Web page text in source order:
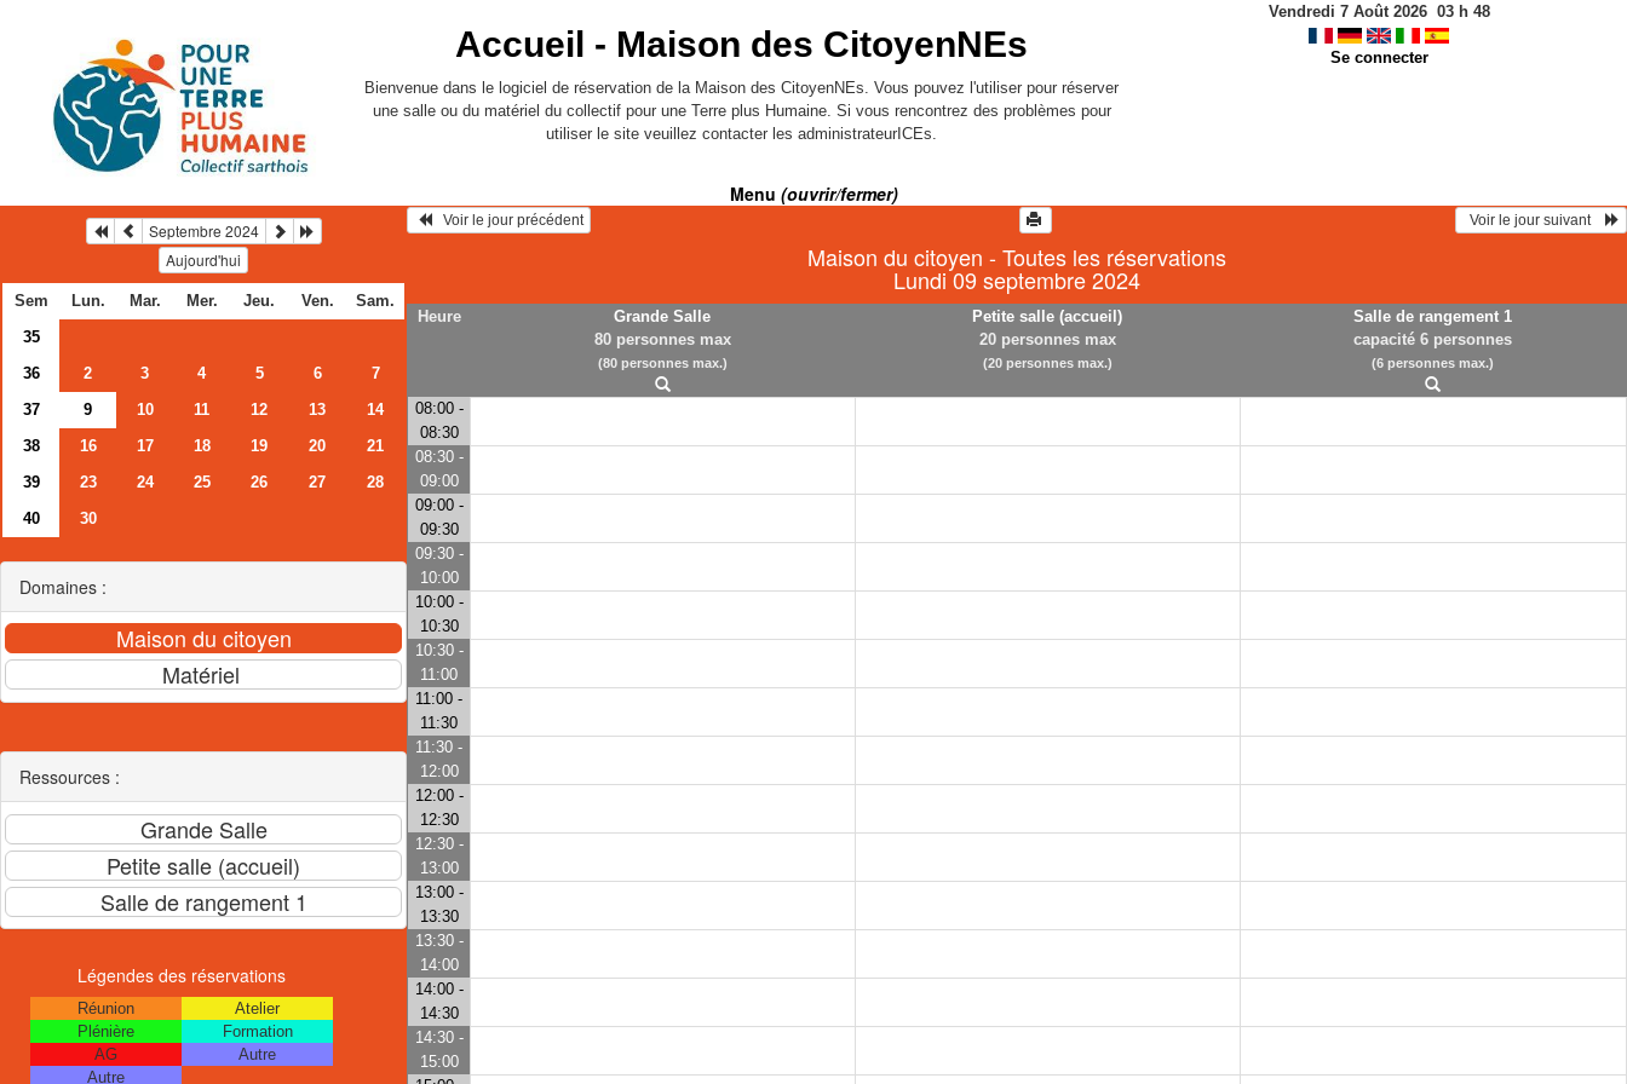
Accueil - Maison des CitoyenNEs
Bienvenue dans le logiciel de réservation de la Maison des CitoyenNEs. Vous pouvez l'utiliser pour réserver
une salle ou du matériel du collectif pour une Terre plus Humaine. Si vous rencontrez des problèmes pour
utiliser le site veuillez contacter les administrateurICEs.
Vendredi 7 Août 2026 03h 48
Se connecter
Menu (ouvrir/fermer)
Septembre 2024
Aujourd'hui
Sem Lun. Mar. Mer. Jeu. Ven.
Sam.
35
36
2 3 4 5 6
7
37
9 10 11 12 13
14
38
16 17 18 19 20
21
39
23 24 25 26 27
28
40
30
Domaines :
Ressources :
Légendes des réservations
Réunion
Atelier
Plénière
Formation
AG
Autre
Autre
   Voir le jour précédent
  Voir le jour suivant
Maison du citoyen - Toutes les réservations
Lundi 09 septembre 2024
Heure
Grande Salle
80 personnes max
(80 personnes max.)
Petite salle (accueil)
20 personnes max
(20 personnes max.)
Salle de rangement 1
capacité 6 personnes
(6 personnes max.)
08:00 -
08:30
08:30 -
09:00
09:00 -
09:30
09:30 -
10:00
10:00 -
10:30
10:30 -
11:00
11:00 -
11:30
11:30 -
12:00
12:00 -
12:30
12:30 -
13:00
13:00 -
13:30
13:30 -
14:00
14:00 -
14:30
14:30 -
15:00